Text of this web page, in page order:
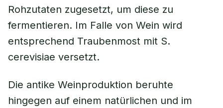
Rohzutaten zugesetzt, um diese zu
fermentieren. Im Falle von Wein wird
entsprechend Traubenmost mit S.
cerevisiae versetzt.
Die antike Weinproduktion beruhte
hingegen auf einem natürlichen und im